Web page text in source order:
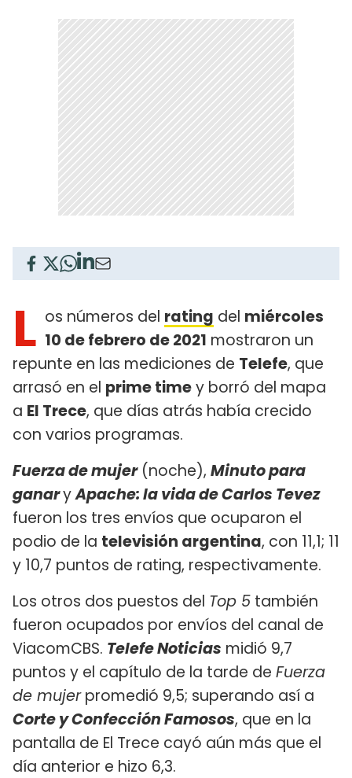
L os números del rating del miércoles
10 de febrero de 2021 mostraron un
repunte en las mediciones de Telefe, que
arrasó en el prime timey borró del mapa
a El Trece, que días atrás había crecido
con varios programas.
Fuerza de mujer(noche), Minuto para
ganaryApache: la vida de Carlos Tevez
fueron los tres envíos que ocuparon el
podio de la televisión argentina, con 11,1; 11
y 10,7 puntos de rating, respectivamente.
Los otros dos puestos del Top 5 también
fueron ocupados por envíos del canal de
ViacomCBS. Telefe Noticias midió 9,7
puntos y el capítulo de la tarde de Fuerza
de mujerpromedió 9,5; superando así a
Corte y Confección Famosos, que en la
pantalla de El Trece cayó aún más que el
día anterior e hizo 6,3.